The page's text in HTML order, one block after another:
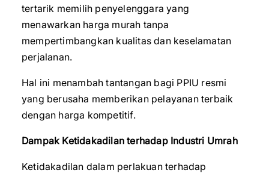
tertarik memilih penyelenggara yang
menawarkan harga murah tanpa
mempertimbangkan kualitas dan keselamatan
perjalanan.
Hal ini menambah tantangan bagi PPIU resmi
yang berusaha memberikan pelayanan terbaik
dengan harga kompetitif.
Dampak Ketidakadilan terhadap Industri Umrah
Ketidakadilan dalam perlakuan terhadap